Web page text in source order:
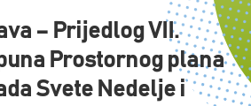
– Prijedlog VII.
Prostornog plana
Svete Nedelje i